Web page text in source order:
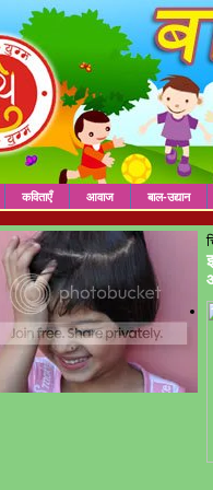
कविताएँ आवाज बाल-उद्यान